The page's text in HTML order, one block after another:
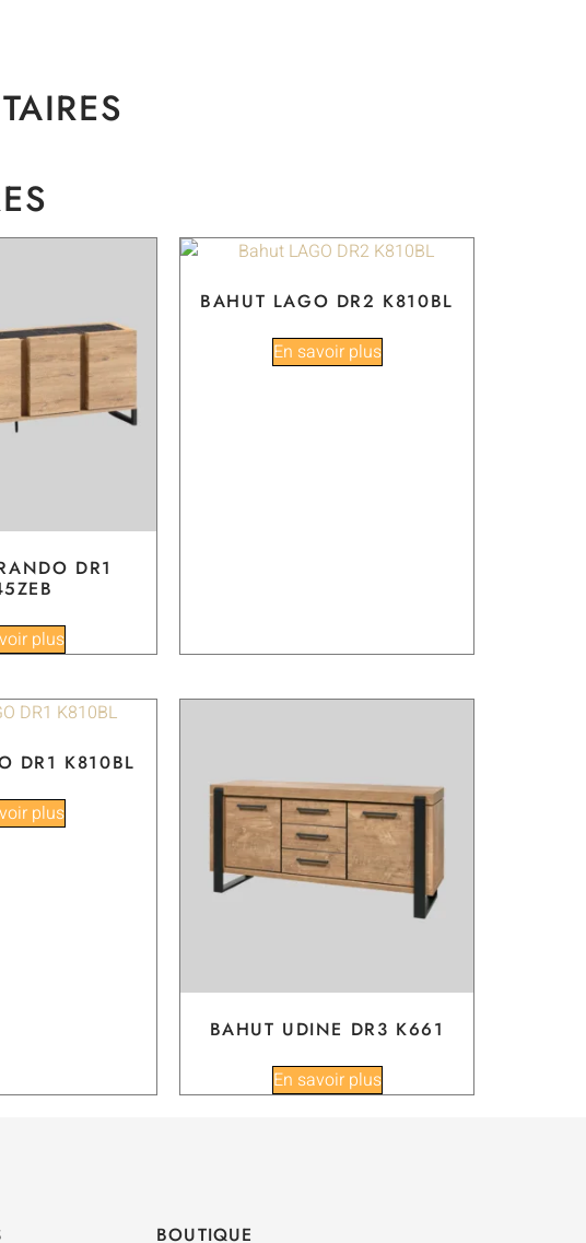
DR1
plus
BAHUT LAGO DR2 K810BL
En savoir plus
DR1 K810BL
plus
BAHUT UDINE DR3 K661
En savoir plus
BOUTIQUE